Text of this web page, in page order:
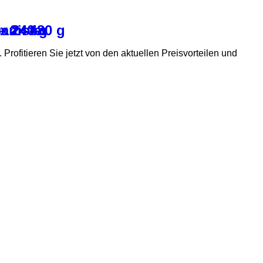
. Profitieren Sie jetzt von den aktuellen Preisvorteilen und
240 g
2x 480 g